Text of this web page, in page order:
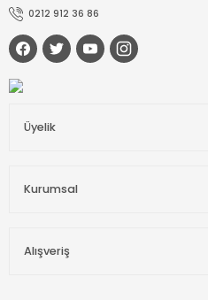
0212 912 36 86
Üyelik
Kurumsal
Alışveriş